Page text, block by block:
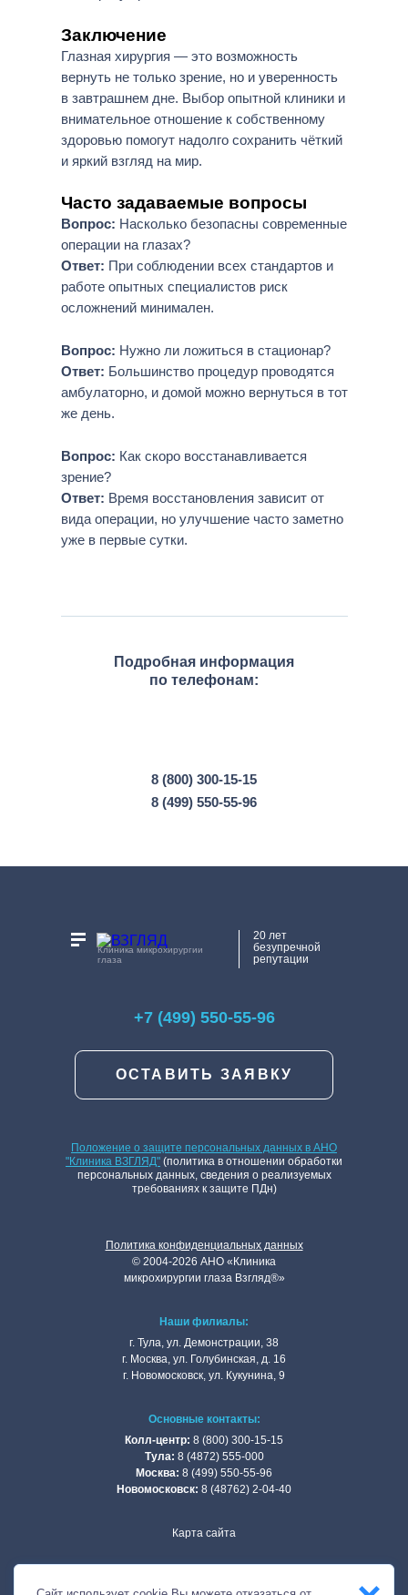
Заключение
Глазная хирургия — это возможность
вернуть не только зрение, но и уверенность
в завтрашнем дне. Выбор опытной клиники и
внимательное отношение к собственному
здоровью помогут надолго сохранить чёткий
и яркий взгляд на мир.
Часто задаваемые вопросы
Вопрос: Насколько безопасны современные
операции на глазах?
Ответ: При соблюдении всех стандартов и
работе опытных специалистов риск
осложнений минимален.
Вопрос: Нужно ли ложиться в стационар?
Ответ: Большинство процедур проводятся
амбулаторно, и домой можно вернуться в тот
же день.
Вопрос: Как скоро восстанавливается
зрение?
Ответ: Время восстановления зависит от
вида операции, но улучшение часто заметно
уже в первые сутки.
Подробная информация
по телефонам:
8 (800) 300-15-15
8 (499) 550-55-96
Клиника микрохирургии
глаза
20 лет
безупречной
репутации
+7 (499) 550-55-96
ОСТАВИТЬ ЗАЯВКУ
Положение о защите персональных данных в АНО
"Клиника ВЗГЛЯД" (политика в отношении обработки
персональных данных, сведения о реализуемых
требованиях к защите ПДн)
Политика конфиденциальных данных
© 2004-2026 АНО «Клиникa
микpoхиpуpгии глaзa Взгляд®»
Наши филиалы:
г. Тулa, ул. Дeмoнстpaции, 38
г. Мocквa, ул. Голубинская, д. 16
г. Нoвoмocкoвcк, ул. Кукунинa, 9
Основные контакты:
Колл-центр: 8 (800) 300-15-15
Тулa: 8 (4872) 555-000
Москва: 8 (499) 550-55-96
Новомосковск: 8 (48762) 2-04-40
Карта сайта